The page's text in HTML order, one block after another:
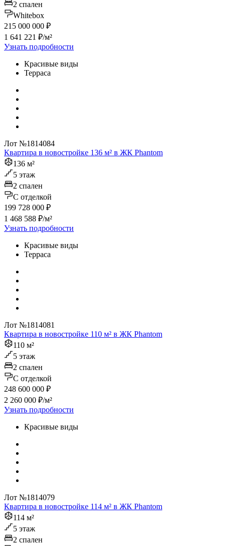
2 спален
Whitebox
215 000 000 ₽
1 641 221 ₽/м²
Узнать подробности
Красивые виды
Терраса
Лот №1814084
Квартира в новостройке 136 м² в ЖК Phantom
136 м²
5 этаж
2 спален
C отделкой
199 728 000 ₽
1 468 588 ₽/м²
Узнать подробности
Красивые виды
Терраса
Лот №1814081
Квартира в новостройке 110 м² в ЖК Phantom
110 м²
5 этаж
2 спален
C отделкой
248 600 000 ₽
2 260 000 ₽/м²
Узнать подробности
Красивые виды
Лот №1814079
Квартира в новостройке 114 м² в ЖК Phantom
114 м²
5 этаж
2 спален